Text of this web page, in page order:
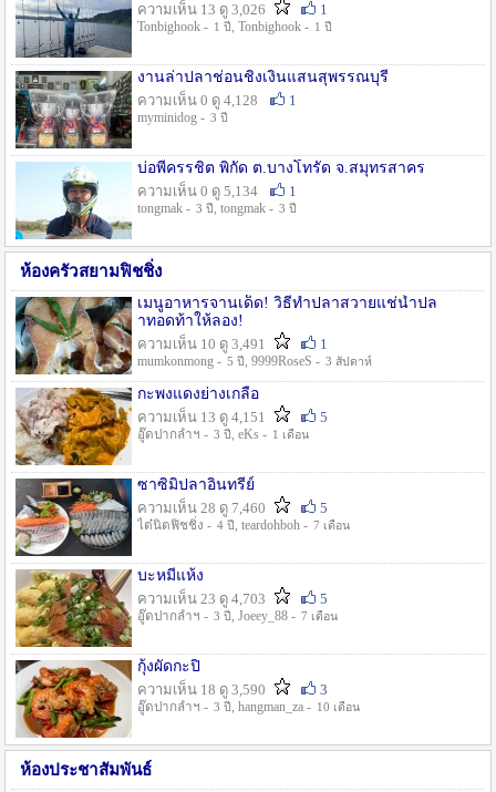
ความเห็น 13 ดู 3,026
1
Tonbighook - 1 ปี , Tonbighook - 1 ปี
งานล่าปลาช่อนชิงเงินแสนสุพรรณบุรี
ความเห็น 0 ดู 4,128
1
myminidog - 3 ปี
บ่อพี่ครรชิต พิกัด ต.บางโทรัด จ.สมุทรสาคร
ความเห็น 0 ดู 5,134
1
tongmak - 3 ปี , tongmak - 3 ปี
ห้องครัวสยามฟิชชิ่ง
เมนูอาหารจานเด็ด! วิธีทำปลาสวายแช่น้ำปล
าทอดท้าให้ลอง!
ความเห็น 10 ดู 3,491
1
mumkonmong - 5 ปี , 9999RoseS - 3 สัปดาห์
กะพงแดงย่างเกลือ
ความเห็น 13 ดู 4,151
5
อู๊ดปากลำฯ - 3 ปี , eKs - 1 เดือน
ซาซิมิปลาอินทรีย์
ความเห็น 28 ดู 7,460
5
ไต๋นิตฟิชชิ่ง - 4 ปี , teardohboh - 7 เดือน
บะหมี่แห้ง
ความเห็น 23 ดู 4,703
5
อู๊ดปากลำฯ - 3 ปี , Joeey_88 - 7 เดือน
กุ้งผัดกะปิ
ความเห็น 18 ดู 3,590
3
อู๊ดปากลำฯ - 3 ปี , hangman_za - 10 เดือน
ห้องประชาสัมพันธ์